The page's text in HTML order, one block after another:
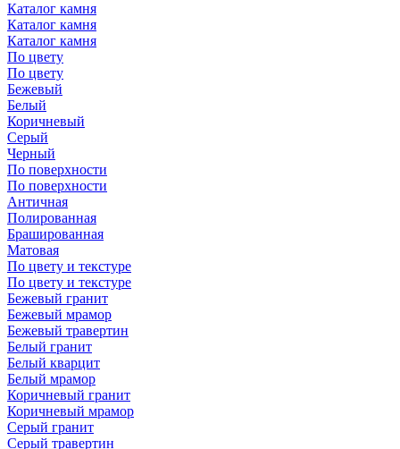
Каталог камня
Каталог камня
Каталог камня
По цвету
По цвету
Бежевый
Белый
Коричневый
Серый
Черный
По поверхности
По поверхности
Античная
Полированная
Брашированная
Матовая
По цвету и текстуре
По цвету и текстуре
Бежевый гранит
Бежевый мрамор
Бежевый травертин
Белый гранит
Белый кварцит
Белый мрамор
Коричневый гранит
Коричневый мрамор
Серый гранит
Серый травертин